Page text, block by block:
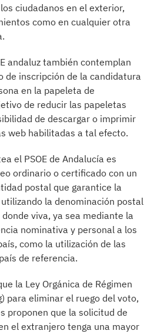
ciudadanos en el exterior,
como en cualquier otra
andaluz también contemplan
de inscripción de la candidatura
en la papeleta de
de reducir las papeletas
de descargar o imprimir
web habilitadas a tal efecto.
el PSOE de Andalucía es
ordinario o certificado con un
postal que garantice la
la denominación postal
viva, ya sea mediante la
nominativa y personal a los
como la utilización de las
de referencia.
la Ley Orgánica de Régimen
para eliminar el ruego del voto,
proponen que la solicitud de
el extranjero tenga una mayor